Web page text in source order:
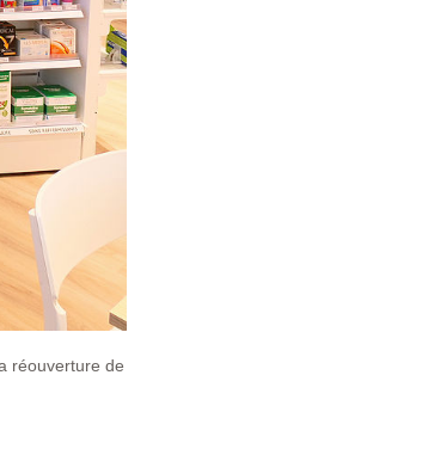
réouverture de